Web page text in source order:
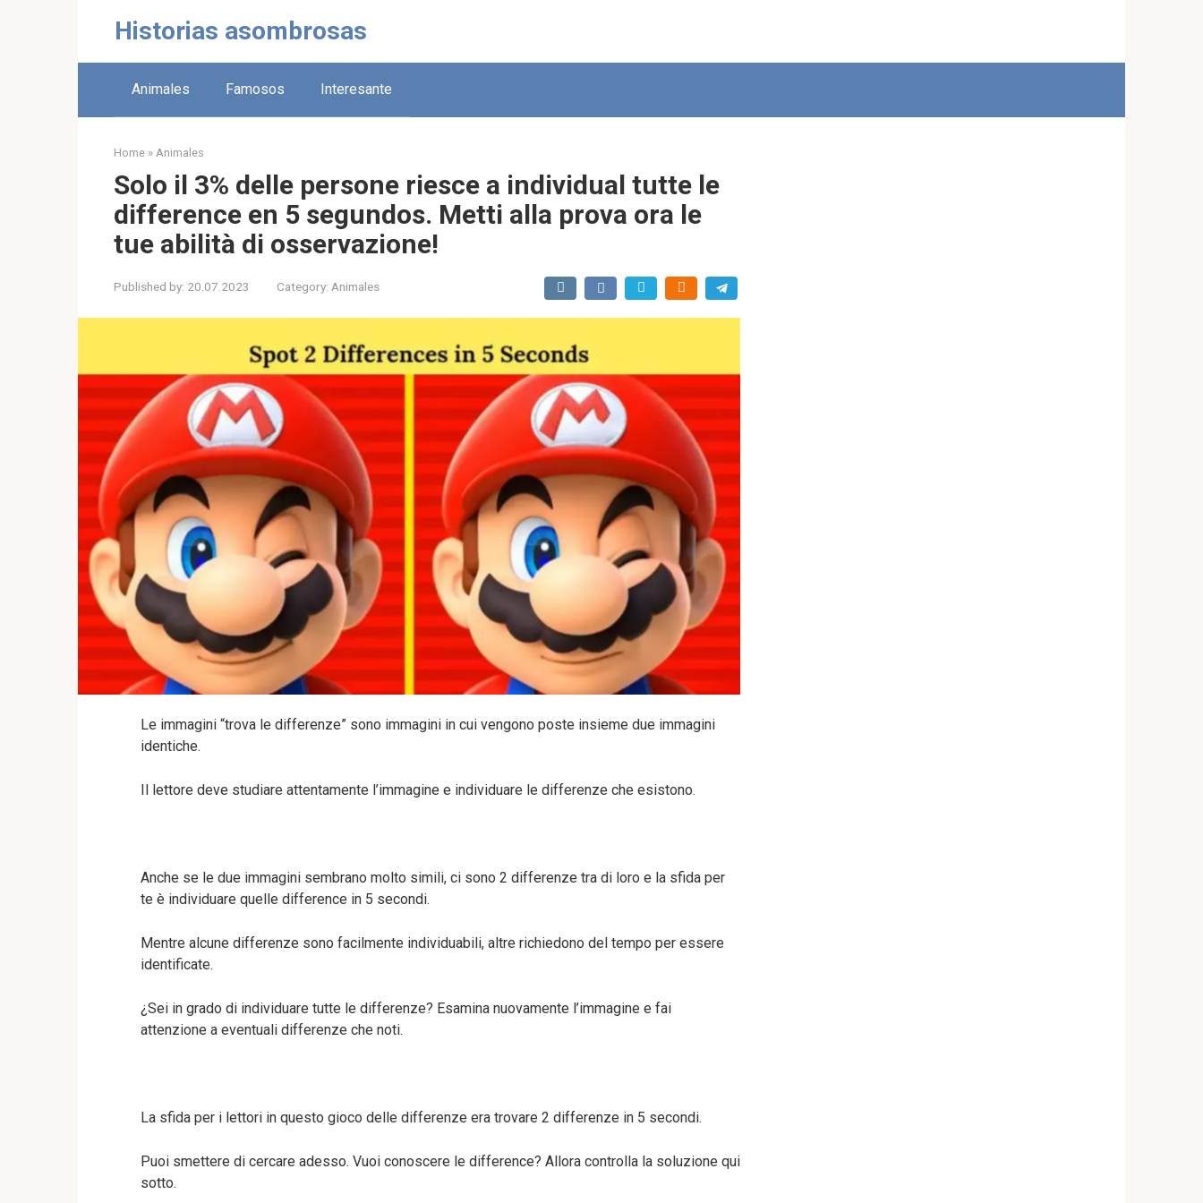
Historias asombrosas
Animales Famosos Interesante
Home » Animales
Solo il 3% delle persone riesce a individual tutte le
difference en 5 segundos. Metti alla prova ora le
tue abilità di osservazione!
Published by: 20.07.2023 Category: Animales
Le immagini “trova le differenze” sono immagini in cui vengono poste insieme due immagini
identiche.
Il lettore deve studiare attentamente l’immagine e individuare le differenze che esistono.
Anche se le due immagini sembrano molto simili, ci sono 2 differenze tra di loro e la sfida per
te è individuare quelle difference in 5 secondi.
Mentre alcune differenze sono facilmente individuabili, altre richiedono del tempo per essere
identificate.
¿Sei in grado di individuare tutte le differenze? Esamina nuovamente l’immagine e fai
attenzione a eventuali differenze che noti.
La sfida per i lettori in questo gioco delle differenze era trovare 2 differenze in 5 secondi.
Puoi smettere di cercare adesso. Vuoi conoscere le difference? Allora controlla la soluzione qui
sotto.